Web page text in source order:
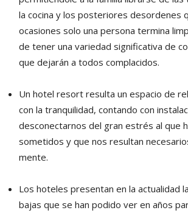
la cocina y los posteriores desordenes
ocasiones solo una persona termina
de tener una variedad significativa de
que dejarán a todos complacidos.
Un hotel resort resulta un espacio de
con la tranquilidad, contando con
desconectarnos del gran estrés al que
sometidos y que nos resultan
mente.
Los hoteles presentan en la actualidad
bajas que se han podido ver en años